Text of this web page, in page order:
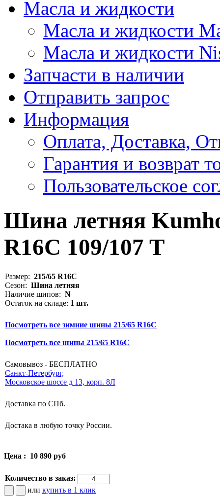
Масла и жидкости
Масла и жидкости
Масла и жидкости
Запчасти в наличии
Отправить запрос
Информация
Оплата, Доставка,
Гарантия и возврат
Пользовательское
Шина летняя
R16C 109/107 T
Размер: 215/65 R16C
Сезон: Шина летняя
Наличие шипов: N
Остаток на складе: 1 шт.
Посмотреть все зимние шины 215/65 R16C
Посмотреть все шины 215/65 R16C
Самовывоз - БЕСПЛАТНО
Санкт-Петербург,
Московское шоссе д 13, корп. 8Л
Доставка по СПб.
Достака в любую точку России.
Цена : 10 890 руб
Количество в заказ:
или купить в 1 клик